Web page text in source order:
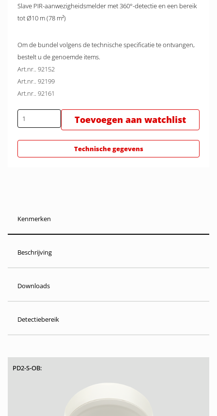
Slave PIR-aanwezigheidsmelder met 360°-detectie en een bereik
tot Ø10 m (78 m²)
Om de bundel volgens de technische specificatie te ontvangen,
bestelt u de genoemde items.
Art.nr.. 92152
Art.nr.. 92199
Art.nr.. 92161
Toevoegen aan watchlist
Technische gegevens
Kenmerken
Beschrijving
Downloads
Detectiebereik